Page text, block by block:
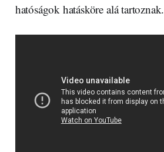
hatóságok hatásköre alá tartoznak.